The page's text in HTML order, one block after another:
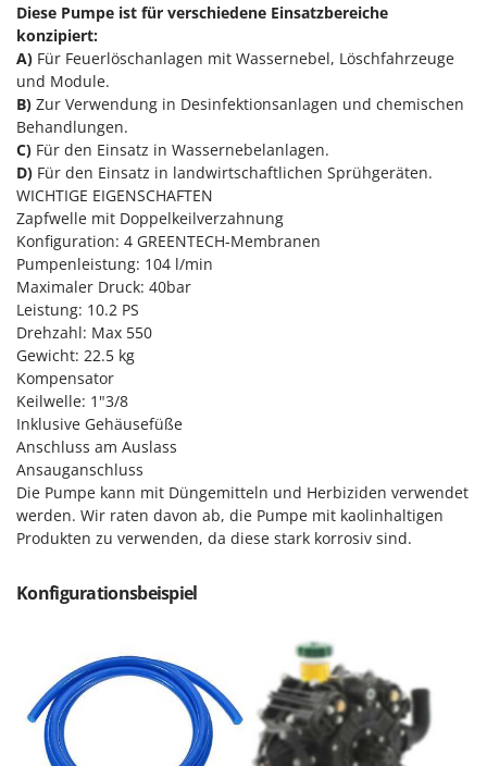
Scheibenpflüge
Schneefräsen
Schneeräumer
Schrotmühlen - elektrisch
Schwader für Traktoren
Schweißgeräte
Seilwinden - Motorseilwinden
Sichelmähwerke für Traktoren
Sichelmulcher für Traktoren
Sortierer für Oliven
Sprühgeräte für Pflanzenbehandlung
Stäubegeräte für Traktor
Staubsauger - Elektrobesen
T
Teppichreiniger und Teppichbodenreiniger
Thermische und mechanische Unkrautbrenner
Tomatenpressen
Tragbare Powerstationen
Umfüllpumpen
Umkehrfräsen
GYS
H
Hailo
Helvi
Henx
HiKOKI
Honda
I
Idromatic
Il-Tec
Imperia
Infaco
Intec
Intex
Iseki
Italyco
ITM
J JOLLY ITALIA
KAAZ
Karcher
Kasco
Kemper
Diese Pumpe ist für verschiedene Einsatzbereiche
konzipiert:
A) Für Feuerlöschanlagen mit Wassernebel, Löschfahrzeuge
und Module.
B) Zur Verwendung in Desinfektionsanlagen und chemischen
Behandlungen.
C) Für den Einsatz in Wassernebelanlagen.
D) Für den Einsatz in landwirtschaftlichen Sprühgeräten.
WICHTIGE EIGENSCHAFTEN
Zapfwelle mit Doppelkeilverzahnung
Konfiguration: 4 GREENTECH-Membranen
Pumpenleistung: 104 l/min
Maximaler Druck: 40bar
Leistung: 10.2 PS
Drehzahl: Max 550
Gewicht: 22.5 kg
Kompensator
Keilwelle: 1"3/8
Inklusive Gehäusefüße
Anschluss am Auslass
Ansauganschluss
Die Pumpe kann mit Düngemitteln und Herbiziden verwendet
werden. Wir raten davon ab, die Pumpe mit kaolinhaltigen
Produkten zu verwenden, da diese stark korrosiv sind.
Konfigurationsbeispiel